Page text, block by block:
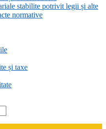
stabilite potrivit legii și alte
normative
și taxe